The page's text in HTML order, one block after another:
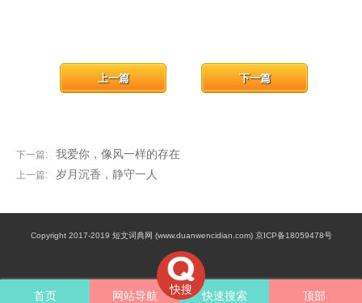
下一篇: 我爱你，像风一样的存在
下一篇
上一篇: 岁月沉香，静守一人
上一篇
快搜
首页 网站导航 快速搜索 顶部
Copyright 2017-2019 短文词典网 (www.duanwencidian.com) 京ICP备18059478号